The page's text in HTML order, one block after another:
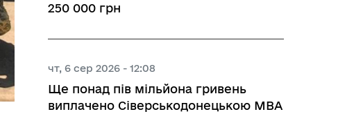
250 000 грн
чт, 6 сер 2026 - 12:08
Ще понад пів мільйона гривень
виплачено Сіверськодонецькою МВА